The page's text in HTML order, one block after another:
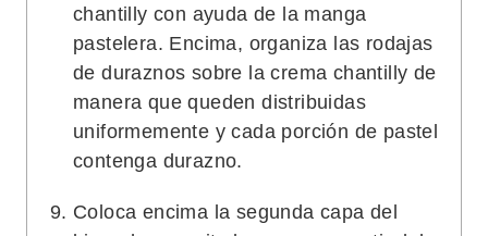
chantilly con ayuda de la manga
pastelera. Encima, organiza las rodajas
de duraznos sobre la crema chantilly de
manera que queden distribuidas
uniformemente y cada porción de pastel
contenga durazno.
Coloca encima la segunda capa del